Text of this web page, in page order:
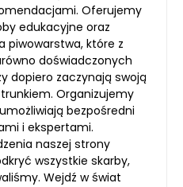
Oferujemy
edukacyjne oraz
piwowarstwa, które z
doświadczonych
dopiero zaczynają swoją
Organizujemy
bezpośredni
i ekspertami.
naszej strony
wszystkie skarby,
Wejdź w świat